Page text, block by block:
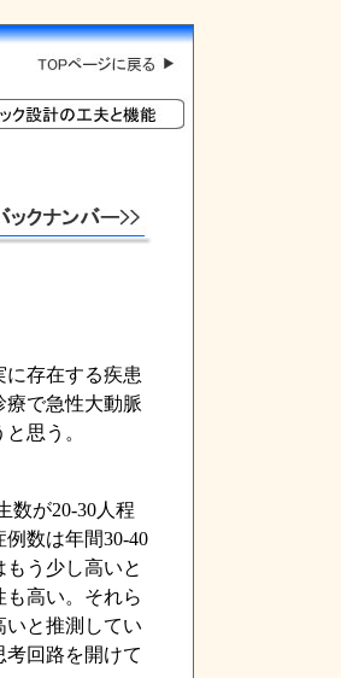
存在する疾患
療で急性大動脈
思う。
数が20-30人程
数は年間30-40
う少し高いと
高い。それら
いと推測してい
回路を開けて